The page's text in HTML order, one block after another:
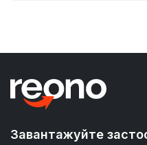
Завантажуйте